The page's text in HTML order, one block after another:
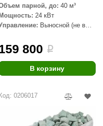
парной, до: 40 м³
Мощность: 24 кВт
Выносной (не в
800 i
В корзину
Код: 0206017